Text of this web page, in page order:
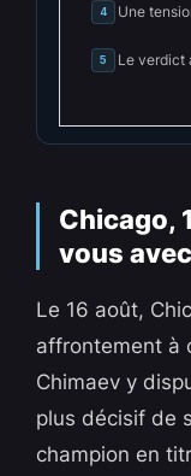
4 Une
5 Le verdict
Chicago,
vous
Le 16 août,
affrontement à
Chimaev y
plus décisif de
champion en